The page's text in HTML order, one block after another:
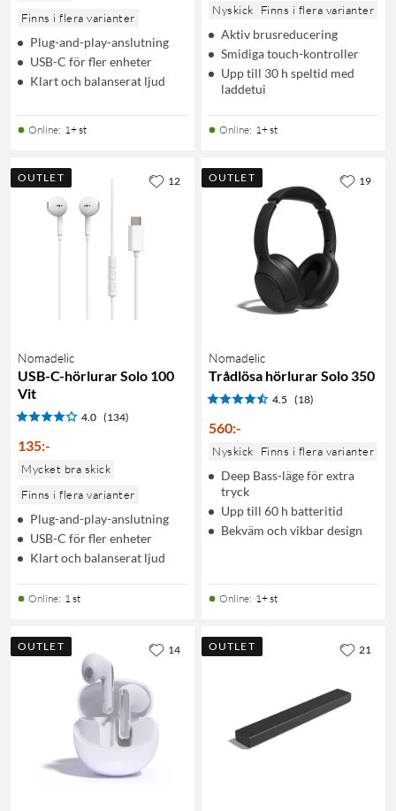
Finns i flera varianter
Plug-and-play-anslutning
USB-C för fler enheter
Klart och balanserat ljud
Online: 1+ st
Nyskick Finns i flera varianter
Aktiv brusreducering
Smidiga touch-kontroller
Upp till 30 h speltid med
laddetui
Online: 1+ st
OUTLET
Nomadelic
USB-C-hörlurar Solo 100
Vit
4.0 (134)
135:-
Mycket bra skick
Finns i flera varianter
Plug-and-play-anslutning
USB-C för fler enheter
Klart och balanserat ljud
Online: 1 st
12 OUTLET
Nomadelic
Trådlösa hörlurar Solo 350
4.5 (18)
560:-
Nyskick Finns i flera varianter
Deep Bass-läge för extra
tryck
Upp till 60 h batteritid
Bekväm och vikbar design
Online: 1+ st
19
OUTLET 14 OUTLET 21